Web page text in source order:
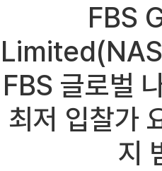
FBS
FBS 글로벌
최저 입찰가
지